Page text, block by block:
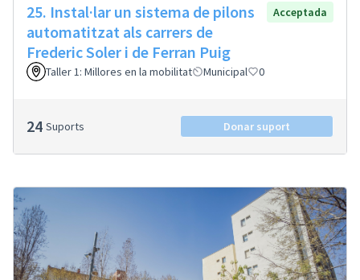
25. Instal·lar un sistema de pilons
automatitzat als carrers de
Frederic Soler i de Ferran Puig
Acceptada
Taller 1: Millores en la mobilitat Municipal 0
24 Suports Donar suport